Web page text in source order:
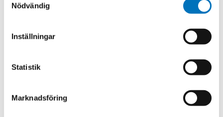
Nödvändig
Inställningar
Statistik
Marknadsföring
Sapphire bearings
Quick and easy exchange of process